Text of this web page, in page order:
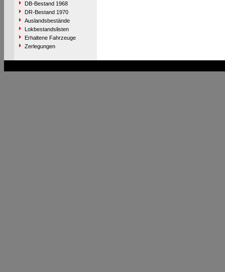
DB-Bestand 1968
DR-Bestand 1970
Auslandsbestände
Lokbestandslisten
Erhaltene Fahrzeuge
Zerlegungen